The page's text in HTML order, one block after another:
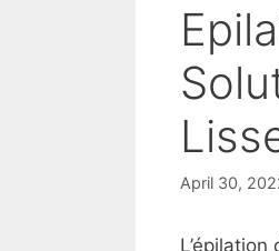
April 30,